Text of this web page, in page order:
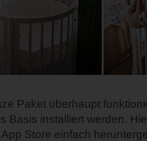
Paket überhaupt
Basis installiert werden.
Store einfach